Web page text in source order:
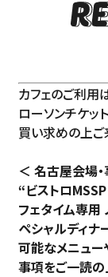
カフェのご利用
ローソンチケッ
買い求めの上ご
＜ 名古屋会場
“ビストロ
フェタイム専用
ペシャルディナ
可能なメニュー
事項をご一読の